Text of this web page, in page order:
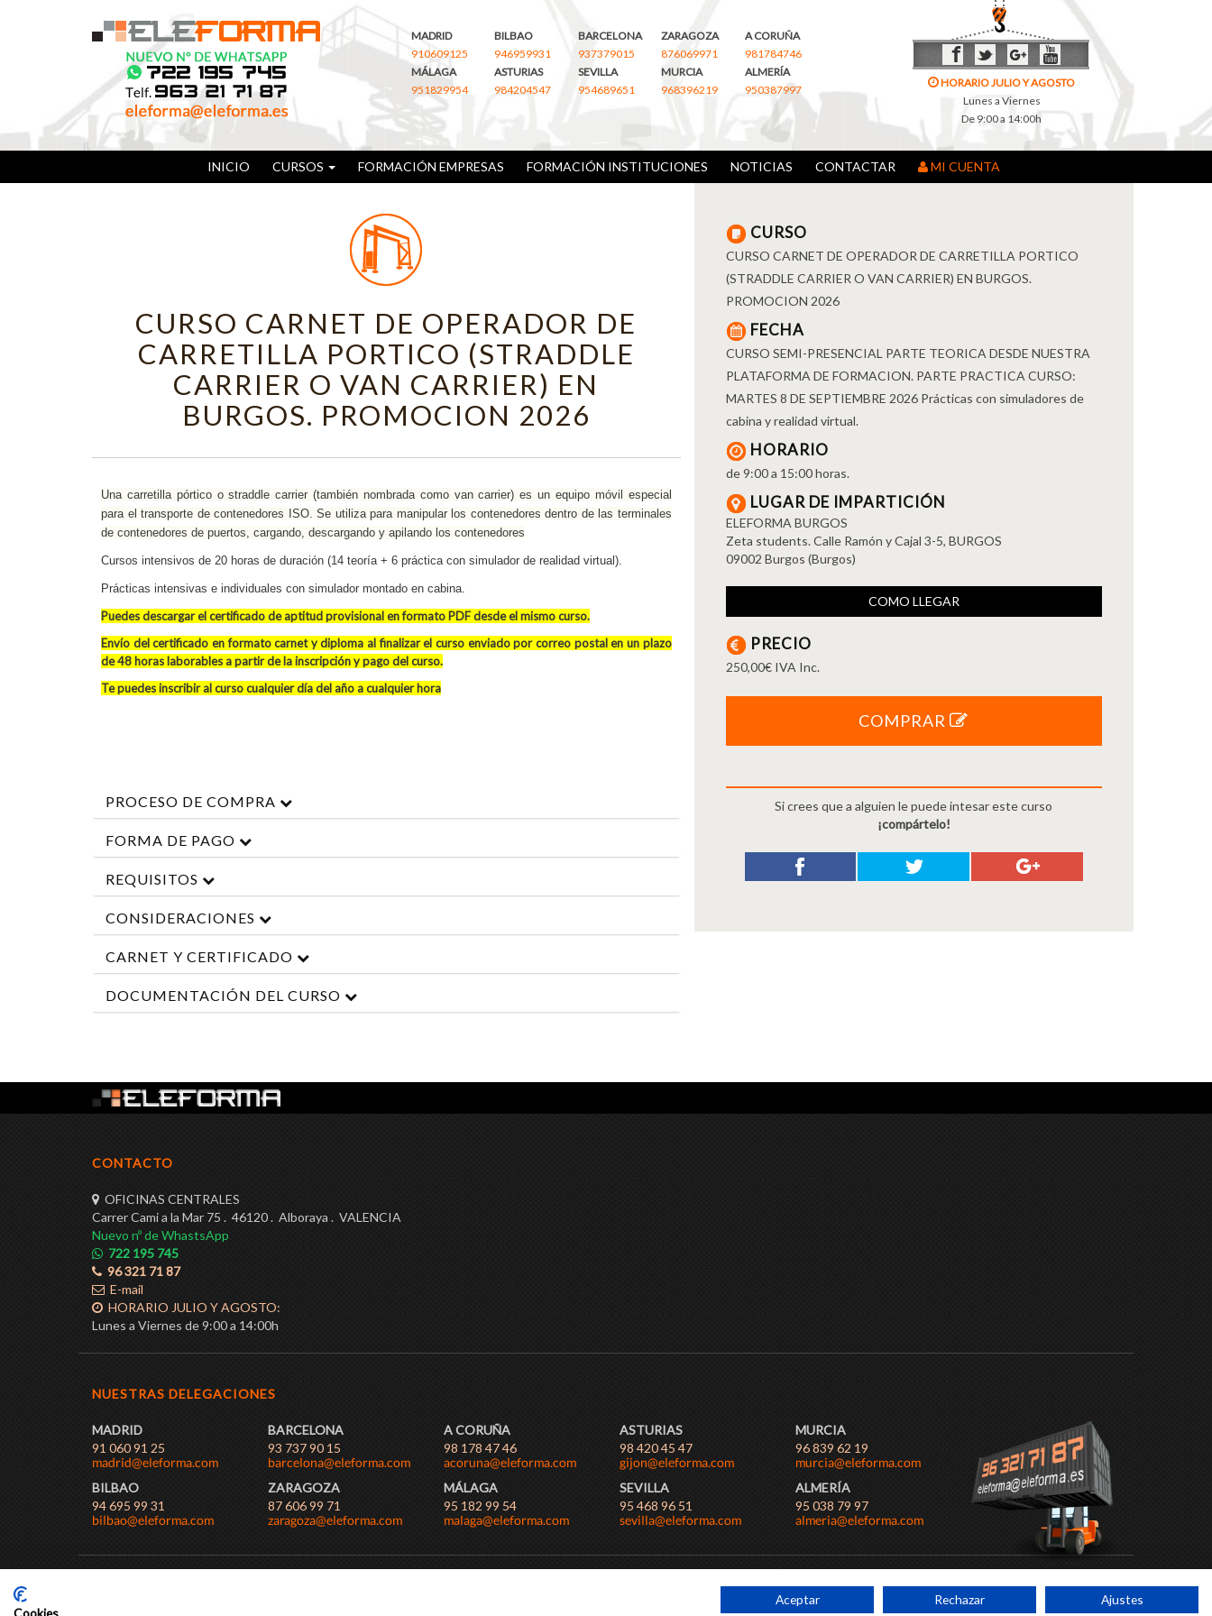
MADRID
910609125
BILBAO
946959931
BARCELONA
937379015
ZARAGOZA
876069971
A CORUÑA
981784746
MÁLAGA
951829954
ASTURIAS
984204547
SEVILLA
954689651
MURCIA
968396219
ALMERÍA
950387997
HORARIO JULIO Y AGOSTO
Lunes a Viernes
De 9:00 a 14:00h
INICIO CURSOS FORMACIÓN EMPRESAS FORMACIÓN INSTITUCIONES NOTICIAS CONTACTAR MI CUENTA
CURSO CARNET DE OPERADOR DE
CARRETILLA PORTICO (STRADDLE
CARRIER O VAN CARRIER) EN
BURGOS. PROMOCION 2026
Una carretilla pórtico o straddle carrier (también nombrada como van carrier)​ es un equipo móvil especial
para el transporte de contenedores ISO. Se utiliza para manipular los contenedores dentro de las terminales
de contenedores de puertos, cargando, descargando y apilando los contenedores
Cursos intensivos de 20 horas de duración (14 teoría + 6 práctica con simulador de realidad virtual).
Prácticas intensivas e individuales con simulador montado en cabina.
Puedes descargarelcertificado de aptitud provisional en formato PDFdesde el mismo curso.
Envío del certificado en formato carnet y diploma al finalizar el curso enviado por correo postal en un plazo
de 48 horas laborables a partir de la inscripción y pago del curso.
Te puedes inscribir al curso cualquier día del año a cualquier hora
PROCESO DE COMPRA
FORMA DE PAGO
REQUISITOS
CONSIDERACIONES
CARNET Y CERTIFICADO
DOCUMENTACIÓN DEL CURSO
CURSO
CURSO CARNET DE OPERADOR DE CARRETILLA PORTICO
(STRADDLE CARRIER O VAN CARRIER) EN BURGOS.
PROMOCION 2026
FECHA
CURSO SEMI-PRESENCIAL PARTE TEORICA DESDE NUESTRA
PLATAFORMA DE FORMACION. PARTE PRACTICA CURSO:
MARTES 8 DE SEPTIEMBRE 2026 Prácticas con simuladores de
cabina y realidad virtual.
HORARIO
de 9:00 a 15:00 horas.
LUGAR DE IMPARTICIÓN
ELEFORMA BURGOS
Zeta students. Calle Ramón y Cajal 3-5, BURGOS
09002 Burgos (Burgos)
COMO LLEGAR
PRECIO
250,00€ IVA Inc.
COMPRAR
Si crees que a alguien le puede intesar este curso
¡compártelo!
CONTACTO
OFICINAS CENTRALES
Carrer Cami a la Mar 75 . 46120 . Alboraya . VALENCIA
Nuevo nº de WhastsApp
722 195 745
96 321 71 87
E-mail
HORARIO JULIO Y AGOSTO:
Lunes a Viernes de 9:00 a 14:00h
NUESTRAS DELEGACIONES
MADRID
91 060 91 25
BILBAO
94 695 99 31
BARCELONA
93 737 90 15
ZARAGOZA
87 606 99 71
A CORUÑA
98 178 47 46
MÁLAGA
95 182 99 54
ASTURIAS
98 420 45 47
SEVILLA
95 468 96 51
MURCIA
96 839 62 19
ALMERÍA
95 038 79 97
Cookies
Aceptar Rechazar Ajustes